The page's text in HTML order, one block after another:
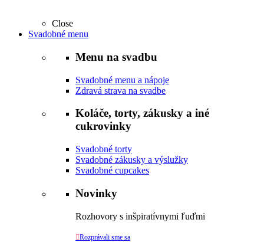
Close
Svadobné menu
Menu na svadbu
Svadobné menu a nápoje
Zdravá strava na svadbe
Koláče, torty, zákusky a iné
cukrovinky
Svadobné torty
Svadobné zákusky a výslužky
Svadobné cupcakes
Novinky
Rozhovory s inšpiratívnymi ľuďmi
Rozprávali sme sa